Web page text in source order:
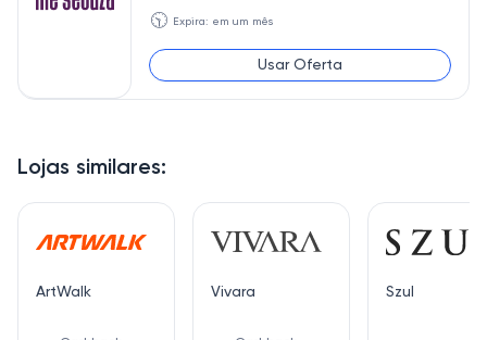
Lojas similares:
ArtWalk Vivara Szul
🕥 Expira: em um mês
Usar Oferta